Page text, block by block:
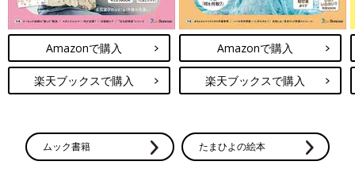
Amazonで購入
楽天ブックスで購入
Amazonで購入
楽天ブックスで購入
ムック書籍 たまひよの絵本